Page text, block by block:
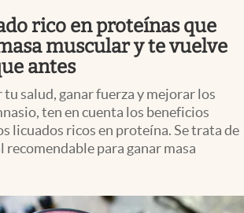
rico en proteínas que
muscular y te vuelve
antes
salud, ganar fuerza y mejorar los
ten en cuenta los beneficios
licuados ricos en proteína. Se trata de
para ganar masa